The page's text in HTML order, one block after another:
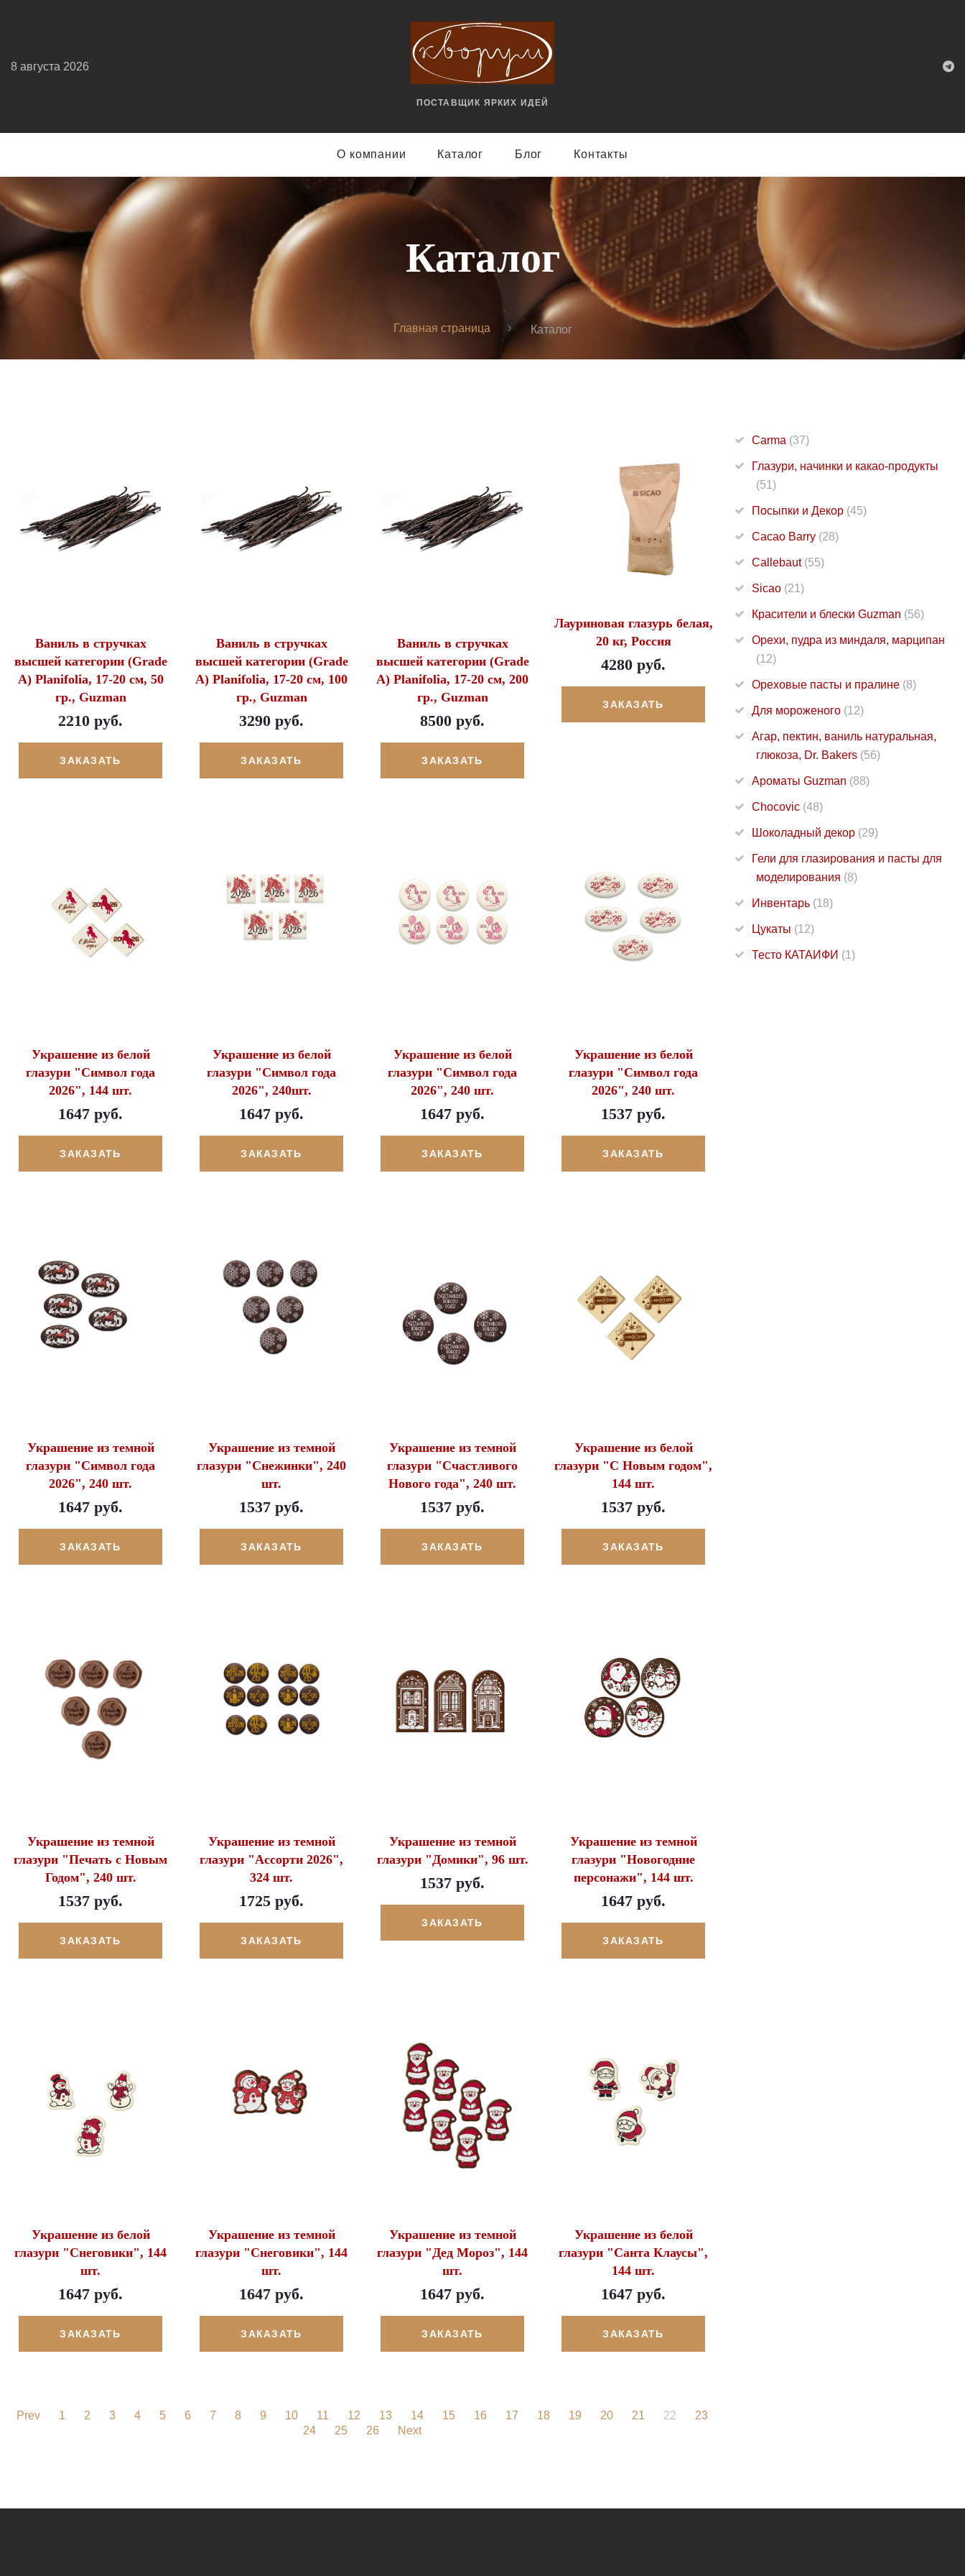
ПОСТАВЩИК ЯРКИX ИДЕЙ
8 августа 2026
О компании Каталог Блог Контакты
Каталог
Главная страница Каталог
Ваниль в стручках
высшей категории (Grade
A) Planifolia, 17-20 см, 50
гр., Guzman
2210 руб.
ЗАКАЗАТЬ
Ваниль в стручках
высшей категории (Grade
A) Planifolia, 17-20 см, 100
гр., Guzman
3290 руб.
ЗАКАЗАТЬ
Ваниль в стручках
высшей категории (Grade
A) Planifolia, 17-20 см, 200
гр., Guzman
8500 руб.
ЗАКАЗАТЬ
Лауриновая глазурь белая,
20 кг, Россия
4280 руб.
ЗАКАЗАТЬ
Украшение из белой
глазури "Символ года
2026", 144 шт.
1647 руб.
ЗАКАЗАТЬ
Украшение из белой
глазури "Символ года
2026", 240шт.
1647 руб.
ЗАКАЗАТЬ
Украшение из белой
глазури "Символ года
2026", 240 шт.
1647 руб.
ЗАКАЗАТЬ
Украшение из белой
глазури "Символ года
2026", 240 шт.
1537 руб.
ЗАКАЗАТЬ
Украшение из темной
глазури "Символ года
2026", 240 шт.
1647 руб.
ЗАКАЗАТЬ
Украшение из темной
глазури "Снежинки", 240
шт.
1537 руб.
ЗАКАЗАТЬ
Украшение из темной
глазури "Счастливого
Нового года", 240 шт.
1537 руб.
ЗАКАЗАТЬ
Украшение из белой
глазури "С Новым годом",
144 шт.
1537 руб.
ЗАКАЗАТЬ
Украшение из темной
глазури "Печать с Новым
Годом", 240 шт.
1537 руб.
ЗАКАЗАТЬ
Украшение из темной
глазури "Ассорти 2026",
324 шт.
1725 руб.
ЗАКАЗАТЬ
Украшение из темной
глазури "Домики", 96 шт.
1537 руб.
ЗАКАЗАТЬ
Украшение из темной
глазури "Новогодние
персонажи", 144 шт.
1647 руб.
ЗАКАЗАТЬ
Украшение из белой
глазури "Снеговики", 144
шт.
1647 руб.
ЗАКАЗАТЬ
Украшение из темной
глазури "Снеговики", 144
шт.
1647 руб.
ЗАКАЗАТЬ
Украшение из темной
глазури "Дед Мороз", 144
шт.
1647 руб.
ЗАКАЗАТЬ
Украшение из белой
глазури "Санта Клаусы",
144 шт.
1647 руб.
ЗАКАЗАТЬ
Prev 1 2 3 4 5 6 7 8 9 10 11 12 13 14 15 16 17 18 19 20 21 22
23
24
25 26 Next
Carma (37)
Глазури, начинки и какао-продукты
(51)
Посыпки и Декор (45)
Cacao Barry (28)
Callebaut (55)
Sicao (21)
Красители и блески Guzman (56)
Орехи, пудра из миндаля, марципан
(12)
Ореховые пасты и пралине (8)
Для мороженого (12)
Агар, пектин, ваниль натуральная,
глюкоза, Dr. Bakers (56)
Ароматы Guzman (88)
Chocovic (48)
Шоколадный декор (29)
Гели для глазирования и пасты для
моделирования (8)
Инвентарь (18)
Цукаты (12)
Тесто КАТАИФИ (1)